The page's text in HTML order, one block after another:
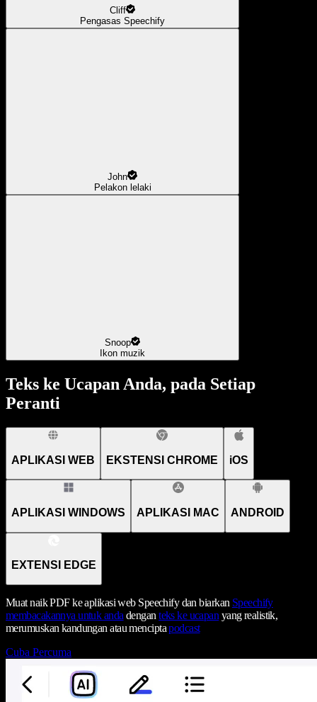
Cliff
Pengasas Speechify
John
Pelakon lelaki
Snoop
Ikon muzik
Teks ke Ucapan Anda, pada Setiap
Peranti
APLIKASI WEB EKSTENSI CHROME iOS
APLIKASI WINDOWS APLIKASI MAC ANDROID
EXTENSI EDGE
Muat naik PDF ke aplikasi web Speechify dan biarkan Speechify
membacakannya untuk anda denganteks ke ucapan yang realistik,
merumuskan kandungan atau menciptapodcast
Cuba Percuma